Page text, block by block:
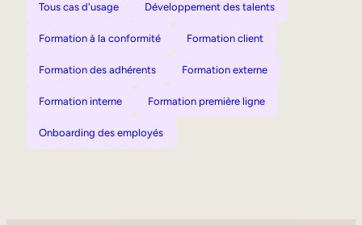
Tous cas d'usage Développement des talents
Formation à la conformité Formation client
Formation des adhérents Formation externe
Formation interne Formation première ligne
Onboarding des employés